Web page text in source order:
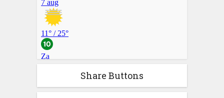
Share Buttons